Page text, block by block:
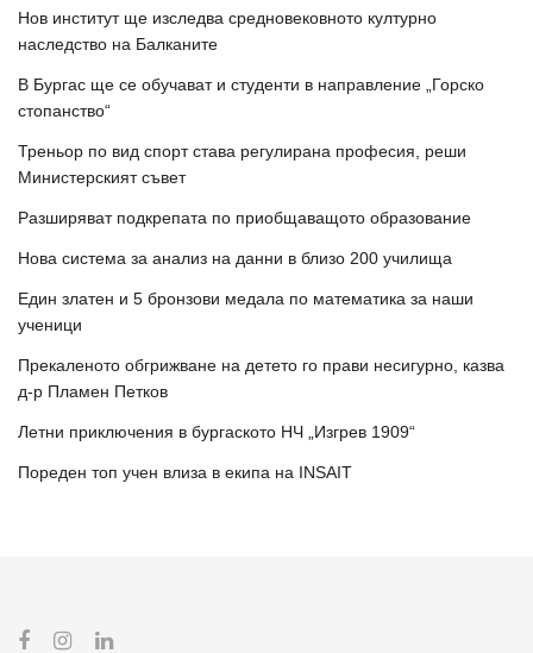
Нов институт ще изследва средновековното културно
наследство на Балканите
В Бургас ще се обучават и студенти в направление „Горско
стопанство“
Треньор по вид спорт става регулирана професия, реши
Министерският съвет
Разширяват подкрепата по приобщаващото образование
Нова система за анализ на данни в близо 200 училища
Един златен и 5 бронзови медала по математика за наши
ученици
Прекаленото обгрижване на детето го прави несигурно, казва
д-р Пламен Петков
Летни приключения в бургаското НЧ „Изгрев 1909“
Пореден топ учен влиза в екипа на INSAIT